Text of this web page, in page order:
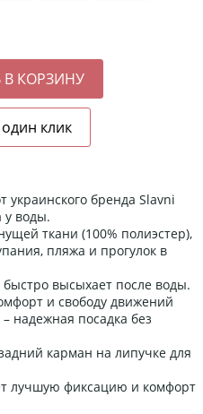
бренда Slavni
у воды.
ткани (100% полиэстер),
пляжа и прогулок в
высыхает после воды.
и свободу движений
надежная посадка без
карман на липучке для
лучшую фиксацию и комфорт